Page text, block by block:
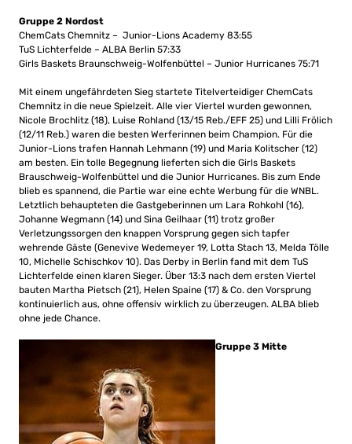
Gruppe 2 Nordost
ChemCats Chemnitz – Junior-Lions Academy 83:55
TuS Lichterfelde – ALBA Berlin 57:33
Girls Baskets Braunschweig-Wolfenbüttel – Junior Hurricanes 75:71
Mit einem ungefährdeten Sieg startete Titelverteidiger ChemCats
Chemnitz in die neue Spielzeit. Alle vier Viertel wurden gewonnen,
Nicole Brochlitz (18), Luise Rohland (13/15 Reb./EFF 25) und Lilli Frölich
(12/11 Reb.) waren die besten Werferinnen beim Champion. Für die
Junior-Lions trafen Hannah Lehmann (19) und Maria Kolitscher (12)
am besten. Ein tolle Begegnung lieferten sich die Girls Baskets
Brauschweig-Wolfenbüttel und die Junior Hurricanes. Bis zum Ende
blieb es spannend, die Partie war eine echte Werbung für die WNBL.
Letztlich behaupteten die Gastgeberinnen um Lara Rohkohl (16),
Johanne Wegmann (14) und Sina Geilhaar (11) trotz großer
Verletzungssorgen den knappen Vorsprung gegen sich tapfer
wehrende Gäste (Genevive Wedemeyer 19, Lotta Stach 13, Melda Tölle
10, Michelle Schischkov 10). Das Derby in Berlin fand mit dem TuS
Lichterfelde einen klaren Sieger. Über 13:3 nach dem ersten Viertel
bauten Martha Pietsch (21), Helen Spaine (17) & Co. den Vorsprung
kontinuierlich aus, ohne offensiv wirklich zu überzeugen. ALBA blieb
ohne jede Chance.
Gruppe 3 Mitte